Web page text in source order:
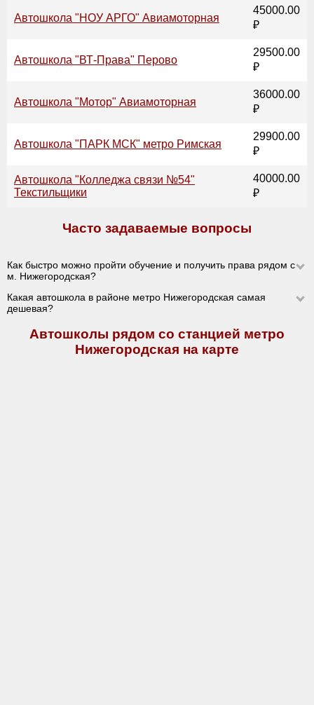
Автошкола "НОУ АРГО" Авиамоторная
45000.00
₽
Автошкола "ВТ-Права" Перово
29500.00
₽
Автошкола "Мотор" Авиамоторная
36000.00
₽
Автошкола "ПАРК МСК" метро Римская
29900.00
₽
Автошкола "Колледжа связи №54"
Текстильщики
40000.00
₽
Часто задаваемые вопросы
Как быстро можно пройти обучение и получить права рядом с
м. Нижегородская?
Какая автошкола в районе метро Нижегородская самая
дешевая?
Автошколы рядом со станцией метро
Нижегородская на карте